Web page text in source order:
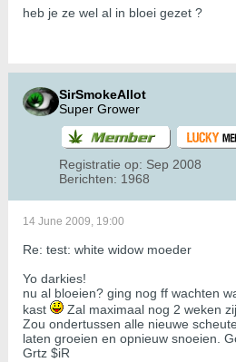
heb je ze wel al in bloei gezet ?
SirSmokeAllot
Super Grower
Registratie op: Sep 2008
Berichten: 1968
14 June 2009, 19:00
Re: test: white widow moeder
Yo darkies!
nu al bloeien? ging nog ff wachten
kast
Zal maximaal nog 2 weken
Zou ondertussen alle nieuwe
laten groeien en opnieuw snoeien.
Grtz $iR